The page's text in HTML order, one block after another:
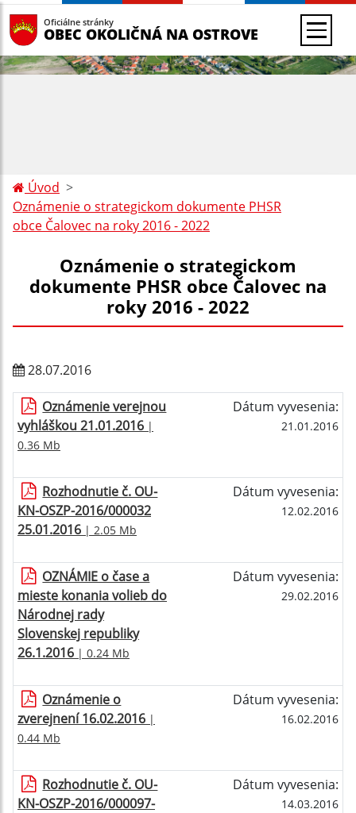
Oficiálne stránky
OBEC OKOLIČNÁ NA OSTROVE
Úvod
Oznámenie o strategickom dokumente PHSR
obce Čalovec na roky 2016 - 2022
Oznámenie o strategickom
dokumente PHSR obce Čalovec na
roky 2016 - 2022
28.07.2016
Oznámenie verejnou
vyhláškou 21.01.2016 |
0.36 Mb
Dátum vyvesenia:
21.01.2016
Rozhodnutie č. OU-
KN-OSZP-2016/000032
25.01.2016 | 2.05 Mb
Dátum vyvesenia:
12.02.2016
OZNÁMIE o čase a
mieste konania volieb do
Národnej rady
Slovenskej republiky
26.1.2016 | 0.24 Mb
Dátum vyvesenia:
29.02.2016
Oznámenie o
zverejnení 16.02.2016 |
0.44 Mb
Dátum vyvesenia:
16.02.2016
Rozhodnutie č. OU-
KN-OSZP-2016/000097-
Dátum vyvesenia:
14.03.2016